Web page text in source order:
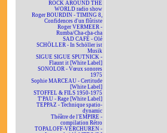
ROCK AROUND THE
WORLD radio show
Roger BOURDIN - TIMING 8,
Confidences d'un flûtiste
Roger VERMEER -
Rumba/Cha-cha-cha
SAD CAFÉ - Olé
SCHÖLLER - In Schöller ist
Musik
SIGUE SIGUE SPUTNICK -
Flaunt it [White Label]
SONOLOR - Vœux sonores
1975
Sophie MARCEAU - Certitude
[White Label]
STOFFEL & FILS 1950-1975
T'PAU - Rage [White Label]
TEPPAZ - Technique spatio-
dynamic
Théâtre de l'EMPIRE -
compilation Rétro
TOPALOFF-VERCHUREN -